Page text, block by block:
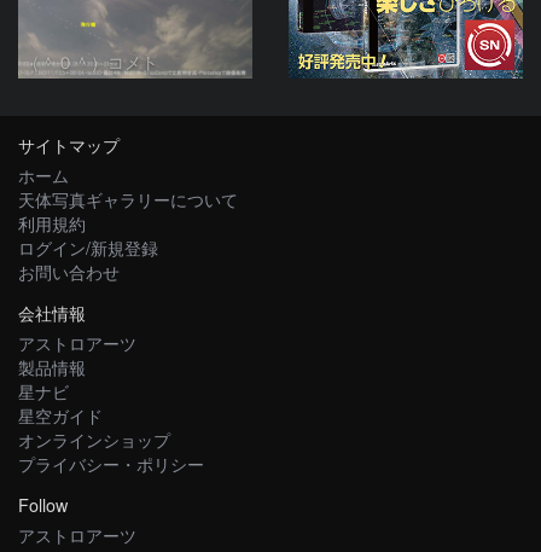
（＾０＾）コメト
サイトマップ
ホーム
天体写真ギャラリーについて
利用規約
ログイン/新規登録
お問い合わせ
会社情報
アストロアーツ
製品情報
星ナビ
星空ガイド
オンラインショップ
プライバシー・ポリシー
Follow
アストロアーツ